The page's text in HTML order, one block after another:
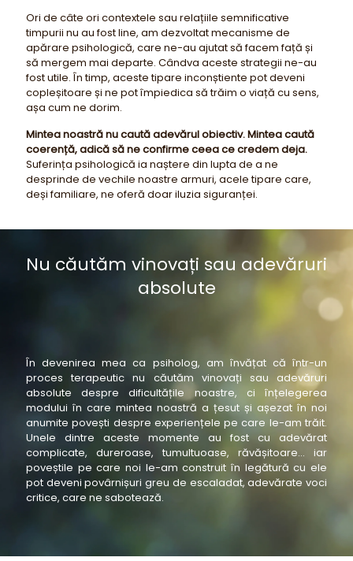
Ori de câte ori contextele sau relațiile semnificative
timpurii nu au fost line, am dezvoltat mecanisme de
apărare psihologică, care ne-au ajutat să facem față și
să mergem mai departe. Cândva aceste strategii ne-au
fost utile. În timp, aceste tipare inconștiente pot deveni
copleșitoare și ne pot împiedica să trăim o viață cu sens,
așa cum ne dorim.
Mintea noastră nu caută adevărul obiectiv. Mintea caută
coerență, adică să ne confirme ceea ce credem deja.
Suferința psihologică ia naștere din lupta de a ne
desprinde de vechile noastre armuri, acele tipare care,
deși familiare, ne oferă doar iluzia siguranței.
În devenirea mea ca psiholog, am învățat că într-un
proces terapeutic nu căutăm vinovați sau adevăruri
absolute despre dificultățile noastre, ci înțelegerea
modului în care mintea noastră a țesut și așezat în noi
anumite povești despre experiențele pe care le-am trăit.
Unele dintre aceste momente au fost cu adevărat
complicate, dureroase, tumultuoase, răvășitoare… iar
poveștile pe care noi le-am construit în legătură cu ele
pot deveni povârnișuri greu de escaladat, adevărate voci
critice, care ne sabotează.
Nu căutăm vinovați sau adevăruri
absolute